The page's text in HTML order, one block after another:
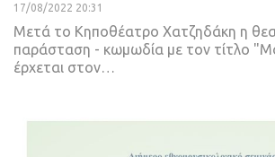
17/08/2022 20:31
Μετά το Κηποθέατρο Χατζηδάκη η
παράσταση - κωμωδία με τον τίτλο
έρχεται στον